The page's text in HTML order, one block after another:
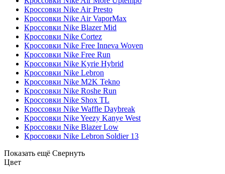
Кроссовки Nike Air Presto
Кроссовки Nike Air VaporMax
Кроссовки Nike Blazer Mid
Кроссовки Nike Cortez
Кроссовки Nike Free Inneva Woven
Кроссовки Nike Free Run
Кроссовки Nike Kyrie Hybrid
Кроссовки Nike Lebron
Кроссовки Nike M2K Tekno
Кроссовки Nike Roshe Run
Кроссовки Nike Shox TL
Кроссовки Nike Waffle Daybreak
Кроссовки Nike Yeezy Kanye West
Кроссовки Nike Blazer Low
Кроссовки Nike Lebron Soldier 13
Показать ещё Свернуть
Цвет